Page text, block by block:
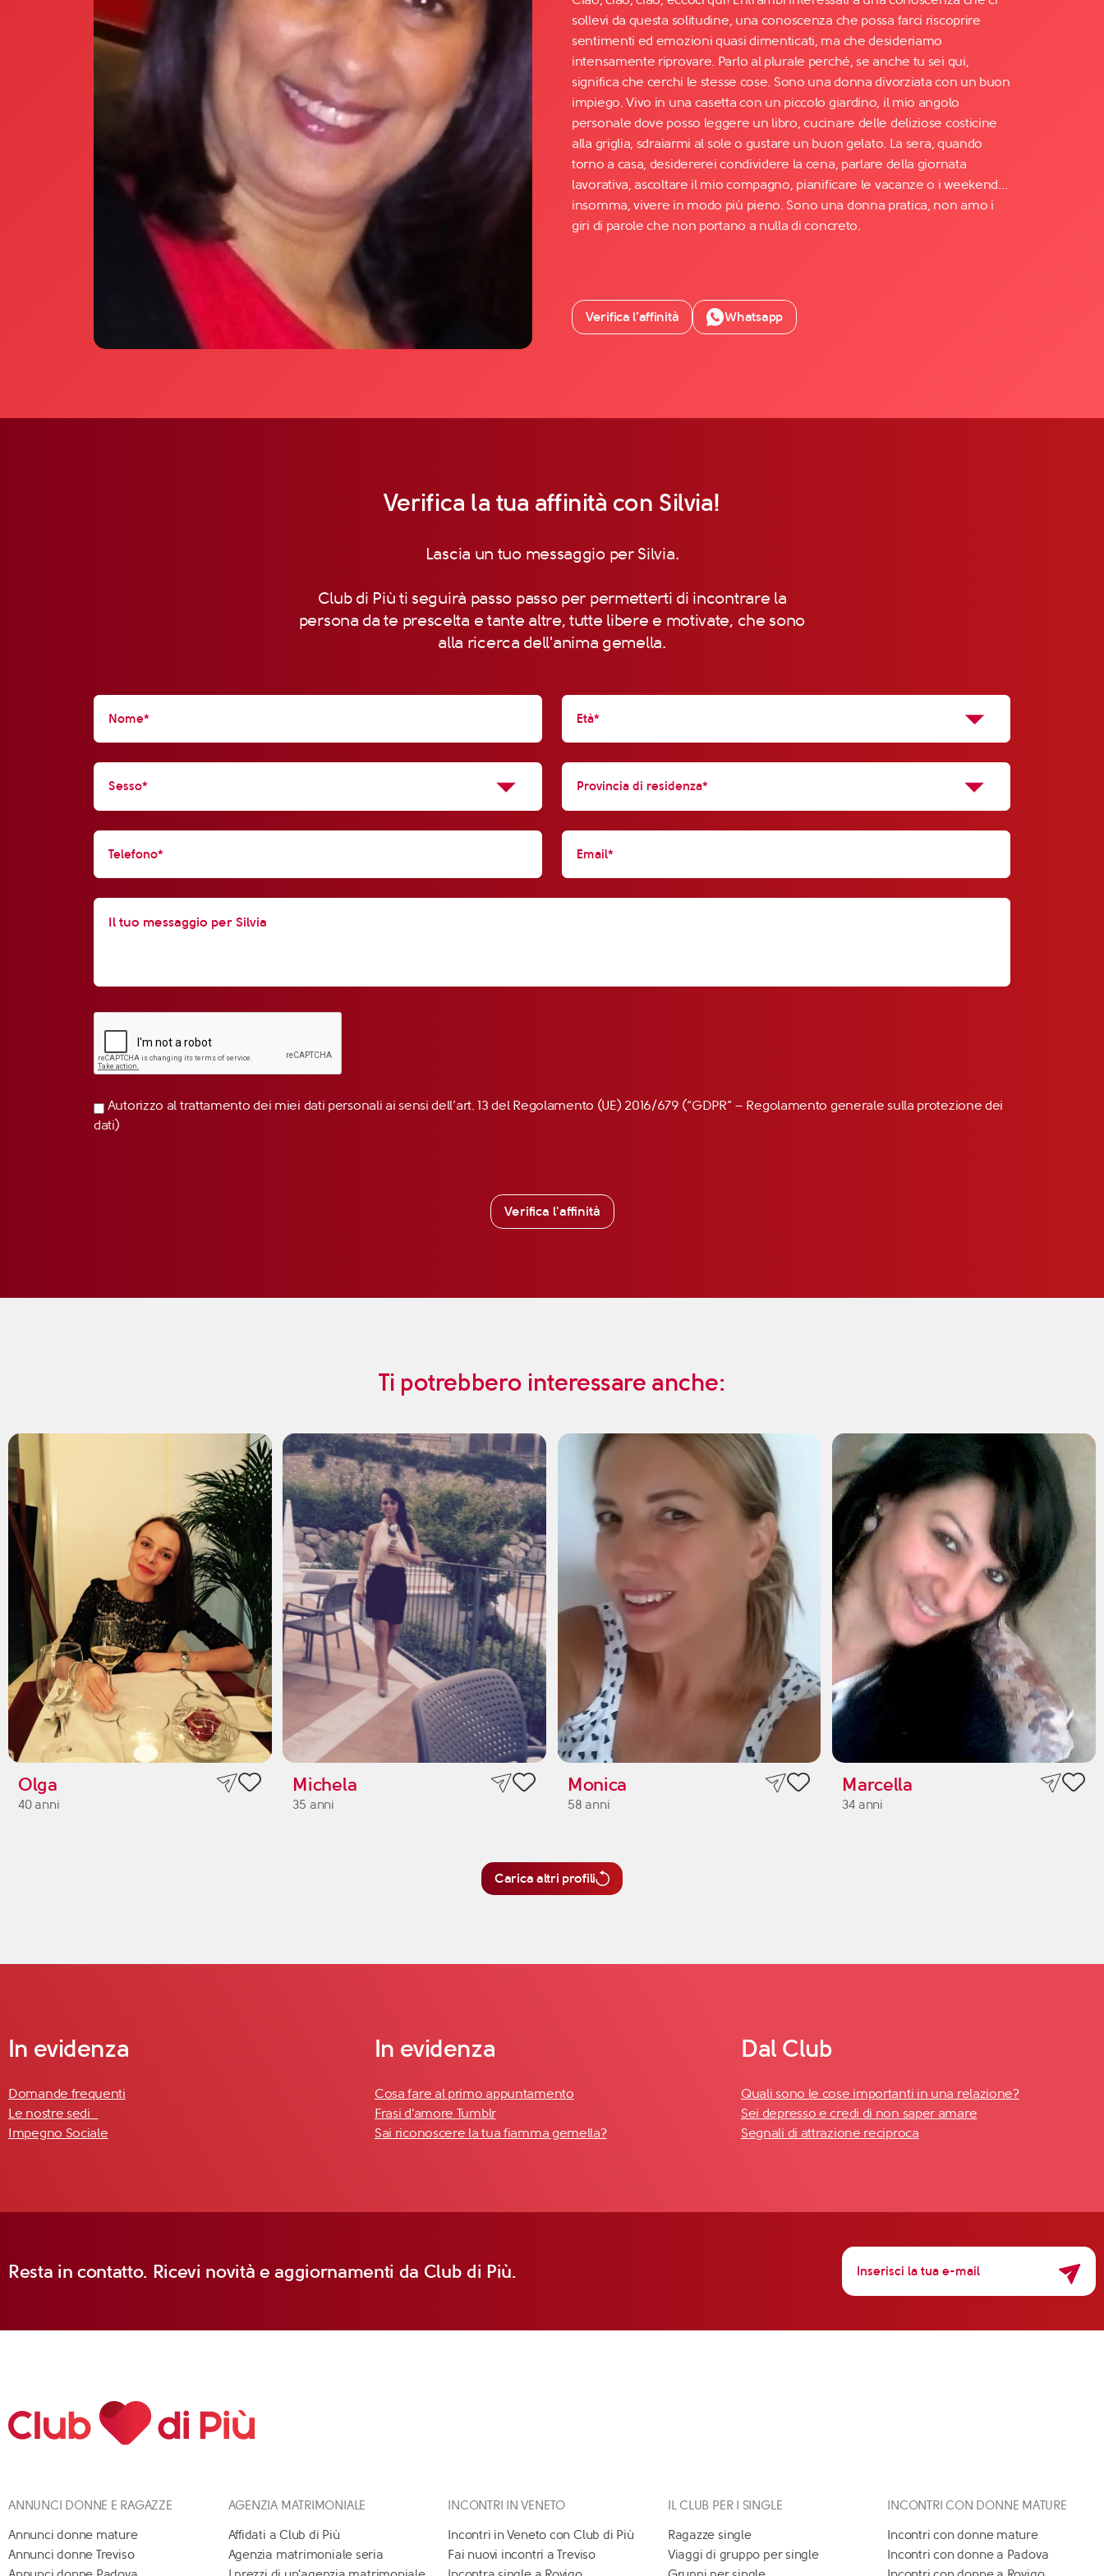
Facebook
YouTube
Instagram
TikTok
sollevi da questa solitudine, una conoscenza che possa farci riscoprire
sentimenti ed emozioni quasi dimenticati, ma che desideriamo
intensamente riprovare. Parlo al plurale perché, se anche tu sei qui,
significa che cerchi le stesse cose. Sono una donna divorziata con un buon
impiego. Vivo in una casetta con un piccolo giardino, il mio angolo
personale dove posso leggere un libro, cucinare delle deliziose costicine
alla griglia, sdraiarmi al sole o gustare un buon gelato. La sera, quando
torno a casa, desidererei condividere la cena, parlare della giornata
lavorativa, ascoltare il mio compagno, pianificare le vacanze o i weekend...
insomma, vivere in modo più pieno. Sono una donna pratica, non amo i
giri di parole che non portano a nulla di concreto.
Verifica l’affinità Whatsapp
Verifica la tua affinità con Silvia!
Lascia un tuo messaggio per Silvia.
Club di Più ti seguirà passo passo per permetterti di incontrare la
persona da te prescelta e tante altre, tutte libere e motivate, che sono
alla ricerca dell'anima gemella.
Autorizzo al trattamento dei miei dati personali ai sensi dell’art. 13 del Regolamento (UE) 2016/679 (“GDPR” – Regolamento generale sulla protezione dei
dati)
Verifica l'affinità
Ti potrebbero interessare anche:
Olga
40 anni
Michela
35 anni
Monica
58 anni
Marcella
34 anni
Carica altri profili
In evidenza
Domande frequenti
Le nostre sedi
Impegno Sociale
In evidenza
Cosa fare al primo appuntamento
Frasi d'amore Tumblr
Sai riconoscere la tua fiamma gemella?
Dal Club
Quali sono le cose importanti in una relazione?
Sei depresso e credi di non saper amare
Segnali di attrazione reciproca
Resta in contatto. Ricevi novità e aggiornamenti da Club di Più.
ANNUNCI DONNE E RAGAZZE
Annunci donne mature
Annunci donne Treviso
AGENZIA MATRIMONIALE
Affidati a Club di Più
Agenzia matrimoniale seria
INCONTRI IN VENETO
Incontri in Veneto con Club di Più
Fai nuovi incontri a Treviso
IL CLUB PER I SINGLE
Ragazze single
Viaggi di gruppo per single
INCONTRI CON DONNE MATURE
Incontri con donne mature
Incontri con donne a Padova